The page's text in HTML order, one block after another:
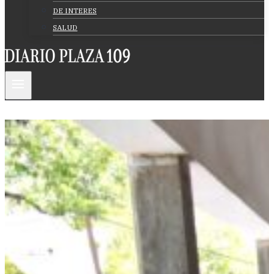
DE INTERES
SALUD